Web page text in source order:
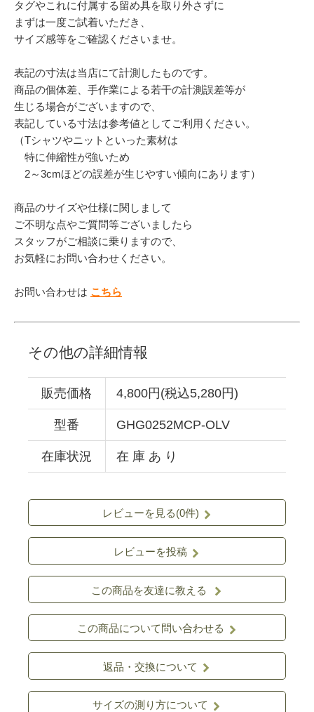
タグやこれに付属する留め具を取り外さずに
まずは一度ご試着いただき、
サイズ感等をご確認くださいませ。
表記の寸法は当店にて計測したものです。
商品の個体差、手作業による若干の計測誤差等が
生じる場合がございますので、
表記している寸法は参考値としてご利用ください。
（Tシャツやニットといった素材は
特に伸縮性が強いため
2～3cmほどの誤差が生じやすい傾向にあります）
商品のサイズや仕様に関しまして
ご不明な点やご質問等ございましたら
スタッフがご相談に乗りますので、
お気軽にお問い合わせください。
お問い合わせは こちら
その他の詳細情報
販売価格 4,800円(税込5,280円)
型番 GHG0252MCP-OLV
在庫状況 在 庫 あ り
レビューを見る(0件)
レビューを投稿
この商品を友達に教える
この商品について問い合わせる
返品・交換について
サイズの測り方について